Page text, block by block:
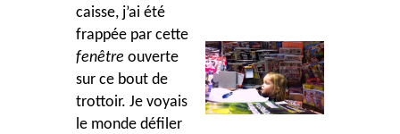
caisse, j’ai été
frappée par cette
fenêtre ouverte
sur ce bout de
trottoir. Je voyais
le monde défiler